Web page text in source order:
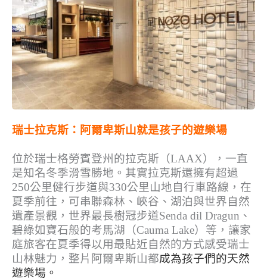
瑞士拉克斯：阿爾卑斯山就是孩子的遊樂場
位於瑞士格勞賓登州的拉克斯（LAAX），一直
是知名冬季滑雪勝地。其實拉克斯還擁有超過
250公里健行步道與330公里山地自行車路線，在
夏季前往，可串聯森林、峽谷、湖泊與世界自然
遺產景觀，世界最長樹冠步道Senda dil Dragun、
碧綠如寶石般的考馬湖（Cauma Lake）等，讓家
庭旅客在夏季得以用最貼近自然的方式感受瑞士
山林魅力，整片阿爾卑斯山都成為孩子們的天然
遊樂場。